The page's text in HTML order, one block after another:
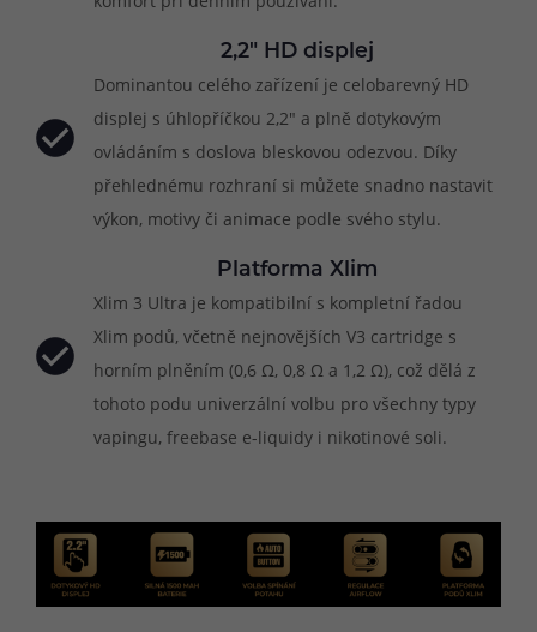
2,2" HD displej
Dominantou celého zařízení je celobarevný HD
displej s úhlopříčkou 2,2" a plně dotykovým
ovládáním s doslova bleskovou odezvou. Díky
přehlednému rozhraní si můžete snadno nastavit
výkon, motivy či animace podle svého stylu.
Platforma Xlim
Xlim 3 Ultra je kompatibilní s kompletní řadou
Xlim podů, včetně nejnovějších V3 cartridge s
horním plněním (0,6 Ω, 0,8 Ω a 1,2 Ω), což dělá z
tohoto podu univerzální volbu pro všechny typy
vapingu, freebase e-liquidy i nikotinové soli.